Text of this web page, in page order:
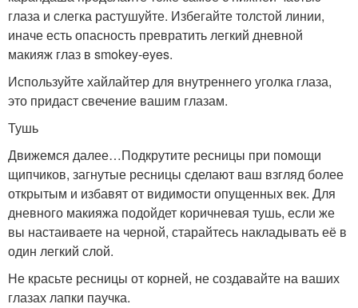
глаза и слегка растушуйте. Избегайте толстой линии,
иначе есть опасность превратить легкий дневной
макияж глаз в smokey-eyes.
Используйте хайлайтер для внутреннего уголка глаза,
это придаст свечение вашим глазам.
Тушь
Движемся далее…Подкрутите ресницы при помощи
щипчиков, загнутые ресницы сделают ваш взгляд более
открытым и избавят от видимости опущенных век. Для
дневного макияжа подойдет коричневая тушь, если же
вы настаиваете на черной, старайтесь накладывать её в
один легкий слой.
Не красьте ресницы от корней, не создавайте на ваших
глазах лапки паучка.